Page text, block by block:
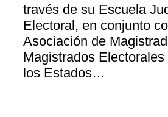
través de su Escuela
Electoral, en conjunto
Asociación de
Magistrados
los Estados…